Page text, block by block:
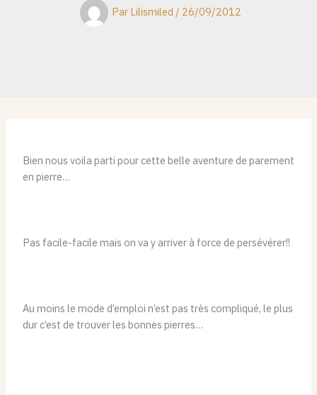
Par Lilismiled / 26/09/2012
Bien nous voila parti pour cette belle aventure de parement
en pierre…
Pas facile-facile mais on va y arriver à force de persévérer!!
Au moins le mode d’emploi n’est pas très compliqué, le plus
dur c’est de trouver les bonnes pierres…